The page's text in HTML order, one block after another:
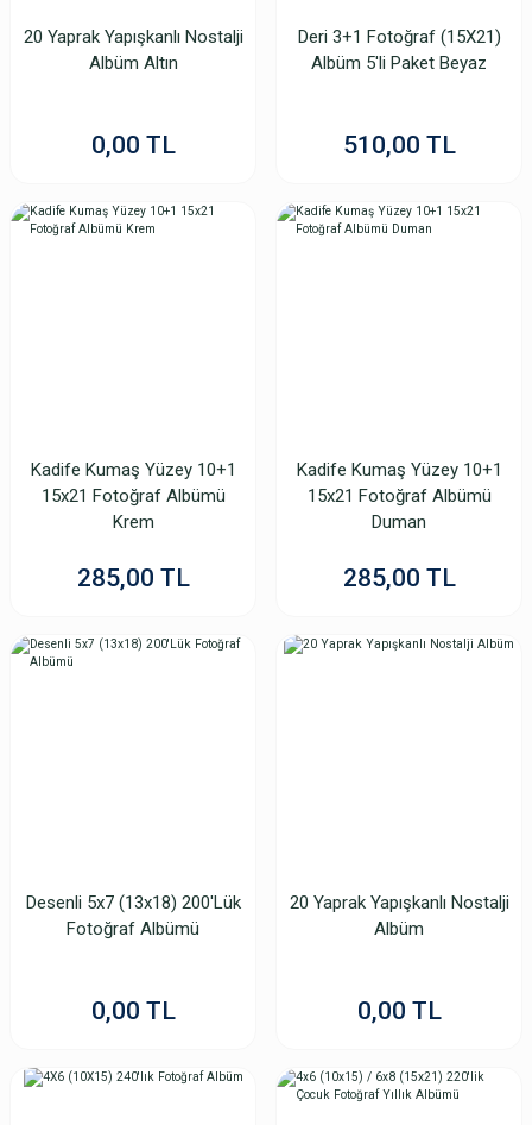
20 Yaprak Yapışkanlı Nostalji
Albüm Altın
0,00 TL
Deri 3+1 Fotoğraf (15X21)
Albüm 5'li Paket Beyaz
510,00 TL
Kadife Kumaş Yüzey 10+1
15x21 Fotoğraf Albümü
Krem
285,00 TL
Kadife Kumaş Yüzey 10+1
15x21 Fotoğraf Albümü
Duman
285,00 TL
Desenli 5x7 (13x18) 200'Lük
Fotoğraf Albümü
0,00 TL
20 Yaprak Yapışkanlı Nostalji
Albüm
0,00 TL